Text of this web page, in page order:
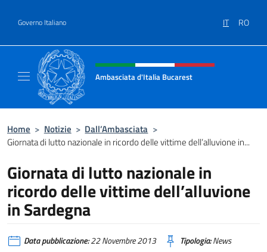
Governo Italiano IT RO
Intestazione sito, social e menù
Ambasciata d'Italia Bucarest
Home > Notizie > Dall’Ambasciata >
Giornata di lutto nazionale in ricordo delle vittime dell’alluvione in...
Giornata di lutto nazionale in
ricordo delle vittime dell’alluvione
in Sardegna
Data pubblicazione:22 Novembre 2013 Tipologia:News